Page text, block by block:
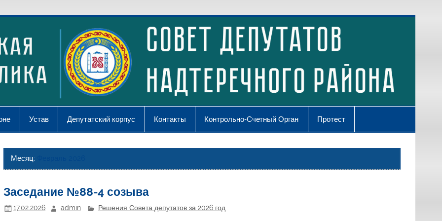
Устав Депутатский корпус Контакты Контрольно-Счетный Орган Протест
Месяц:
Заседание №88-4 созыва
17.02.2026 admin Решения Совета депутатов за 2026 год